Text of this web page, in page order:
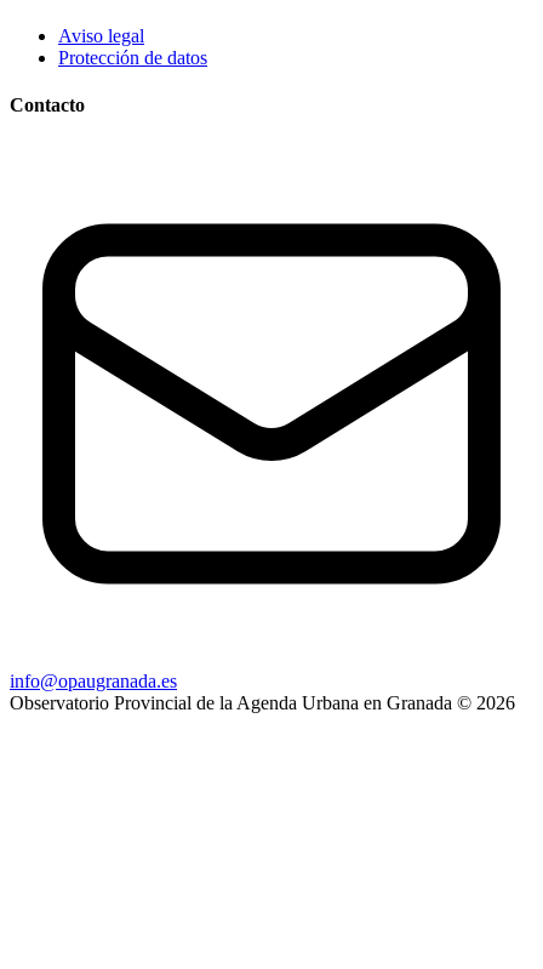
Aviso legal
Protección de datos
Contacto
info@opaugranada.es
Observatorio Provincial de la Agenda Urbana en Granada © 2026